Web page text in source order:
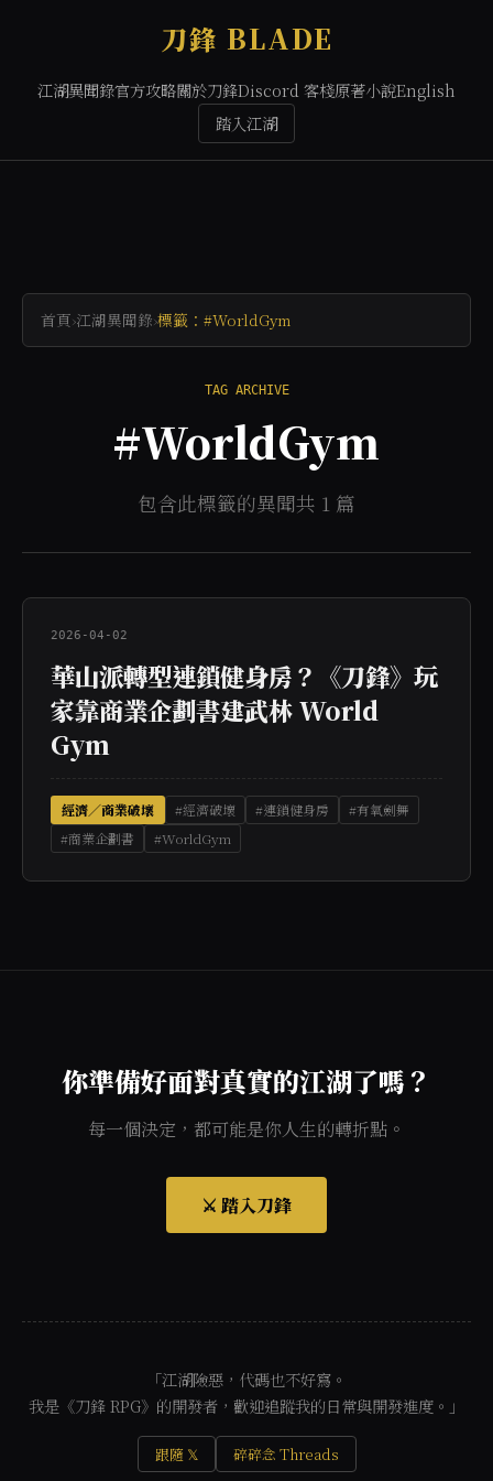
刀鋒 BLADE
江湖異聞錄官方攻略關於刀鋒Discord 客棧原著小說English
踏入江湖
首頁›江湖異聞錄›標籤：#WorldGym
TAG ARCHIVE
#WorldGym
包含此標籤的異聞共 1 篇
2026-04-02
華山派轉型連鎖健身房？《刀鋒》玩
家靠商業企劃書建武林 World
Gym
經濟／商業破壞 #經濟破壞 #連鎖健身房
#有氧劍舞
#商業企劃書
#WorldGym
你準備好面對真實的江湖了嗎？
每一個決定，都可能是你人生的轉折點。
⚔️ 踏入刀鋒
「江湖險惡，代碼也不好寫。
我是《刀鋒 RPG》的開發者，歡迎追蹤我的日常與開發進度。」
跟隨 𝕏 碎碎念 Threads